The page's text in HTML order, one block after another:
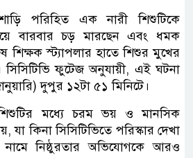
পরিহিত এক নারী শিশুটিকে
বারবার চড় মারছেন এবং ধমক
শিক্ষক স্ট্যাপলার হাতে শিশুর মুখের
সিসিটিভি ফুটেজ অনুযায়ী, এই ঘটনা
দুপুর ১২টা ৫১ মিনিটে।
মধ্যে চরম ভয় ও মানসিক
যা কিনা সিসিটিভিতে পরিস্কার দেখা
নামে নিষ্ঠুরতার অভিযোগকে আরও